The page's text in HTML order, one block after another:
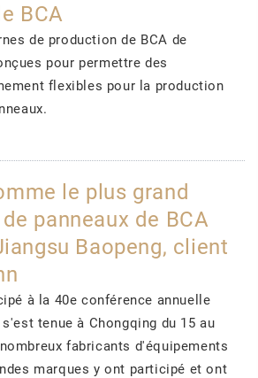
BCA
de production de BCA de
pour permettre des
flexibles pour la production
le plus grand
panneaux de BCA
Baopeng, client
à la 40e conférence annuelle
tenue à Chongqing du 15 au
fabricants d'équipements
marques y ont participé et ont